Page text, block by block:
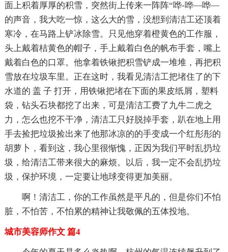
面上积着厚厚的积雪，突然街上传来一阵阵“哗-哗—哗—
的声音，我大吃一惊，这么大的雪，没想到清洁工还顶着
寒冷，在马路上铲冰除雪。只见他穿着橙黄色的工作服，
头上戴着桔黄色的帽子，手上戴着白色的帆布手套，嘴上
戴着白色的口罩。他拿着铁锹把积雪铲成一堆堆，再把积
雪放在垃圾车里。正在这时，我看见清洁工把堵住了的下
水道的 盖 子 打开，用铁锹把堵在下面的果皮纸屑，塑料
袋，钻头石块都挖了出来，可是清洁工费了九牛二虎之
力，怎么也挖不干净，清洁工只好脱掉手套，趴在地上用
手去捡把垃圾捡出来了他那冰凉的的手变成一个红彤彤的
胡萝卜，看到这，我心里很惭愧，正因为我们平时乱扔垃
圾，给清洁工带来很大的麻烦。以后，我一定不会乱扔垃
圾，保护环境，一定要让地球变得更加美丽。
啊！清洁工，你的工作虽然是平凡的，但是你们不怕
脏，不怕苦，不怕累的精神让我敬佩的五体投地。
城市美容师作文 篇4